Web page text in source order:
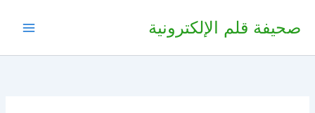
صحيفة قلم الإلكترونية